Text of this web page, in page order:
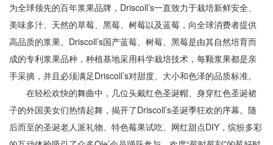
为全球领先的百年浆果品牌，Driscoll’s一直致力于栽培新鲜安全、
美味多汁、天然的草莓、黑莓、树莓以及蓝莓，向全球消费者提供
高品质的浆果。Driscoll’s国产蓝莓、树莓、黑莓是由其自然培育而
成的专利浆果品种，种植基地采用科学栽培技术，每颗浆果都是亲
手采摘，并且必须满足Driscoll’s对甜度、大小和色泽的品质标准。
在轻松欢快的舞曲中，几位头戴红色圣诞帽、身穿红色圣诞裙
子的外国美女们热情起舞，揭开了Driscoll’s圣诞季狂欢的序幕。随
后而至的圣诞老人派礼物、特色莓果试吃、网红甜点DIY，缤纷多彩